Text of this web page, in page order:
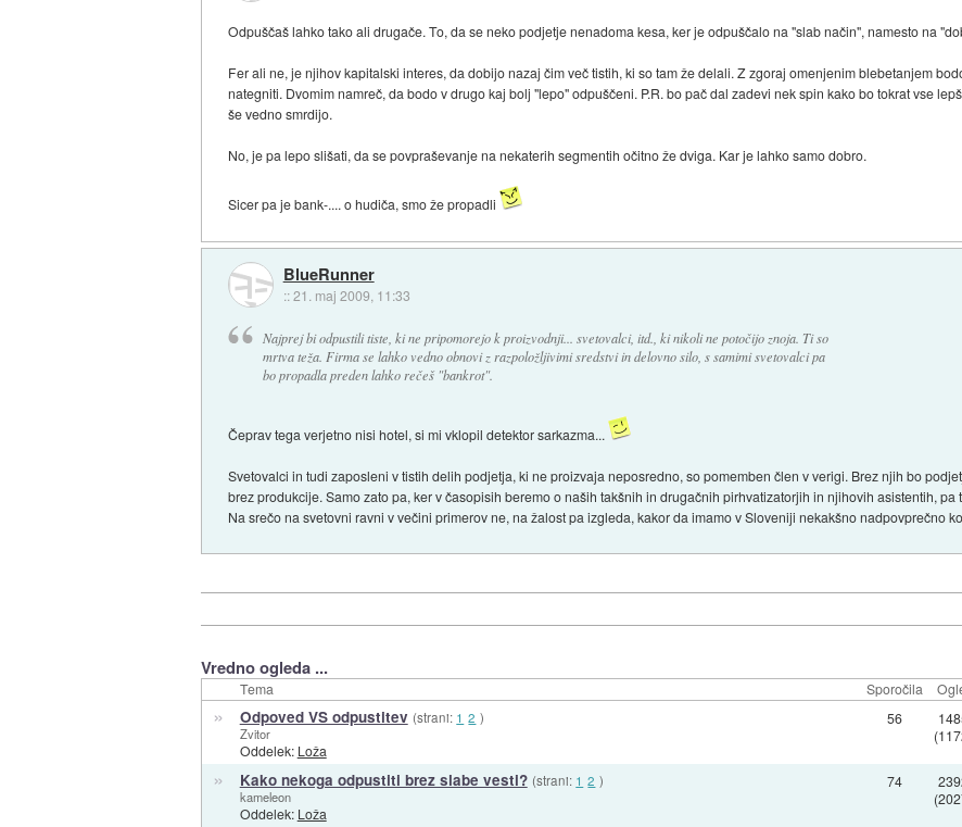
Odpuščaš lahko tako ali drugače. To, da se neko podjetje nenadoma kesa, ker je odpuščalo na "slab način", namesto na
Fer ali ne, je njihov kapitalski interes, da dobijo nazaj čim več tistih, ki so tam že delali. Z zgoraj omenjenim blebetanjem
nategniti. Dvomim namreč, da bodo v drugo kaj bolj "lepo" odpuščeni. P.R. bo pač dal zadevi nek spin kako bo tokrat vse
še vedno smrdijo.
No, je pa lepo slišati, da se povpraševanje na nekaterih segmentih očitno že dviga. Kar je lahko samo dobro.
Sicer pa je bank-.... o hudiča, smo že propadli
BlueRunner
::21. maj 2009, 11:33
Najprej bi odpustili tiste, ki ne pripomorejo k proizvodnji... svetovalci, itd., ki nikoli ne potočijo znoja. Ti so
mrtva teža. Firma se lahko vedno obnovi z razpoložljivimi sredstvi in delovno silo, s samimi svetovalci pa
bo propadla preden lahko rečeš "bankrot".
Čeprav tega verjetno nisi hotel, si mi vklopil detektor sarkazma...
Svetovalci in tudi zaposleni v tistih delih podjetja, ki ne proizvaja neposredno, so pomemben člen v verigi. Brez njih bo
brez produkcije. Samo zato pa, ker v časopisih beremo o naših takšnih in drugačnih pirhvatizatorjih in njihovih asistentih, pa
Na srečo na svetovni ravni v večini primerov ne, na žalost pa izgleda, kakor da imamo v Sloveniji nekakšno nadpovprečno
Vredno ogleda ...
Tema Sporočila
» Odpoved VS odpustitev (strani: 1 2 )
Zvitor
Oddelek: Loža
56
» Kako nekoga odpustiti brez slabe vesti? (strani: 1 2 )
kameleon
Oddelek: Loža
74